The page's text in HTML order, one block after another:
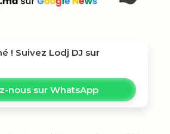
! Suivez Lodj DJ sur
nous sur WhatsApp